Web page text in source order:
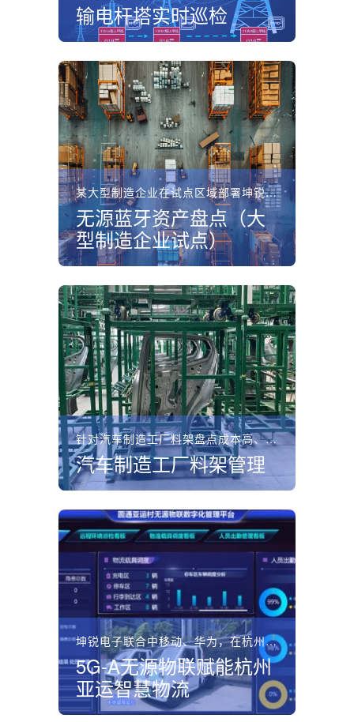
输电杆塔实时巡检
某大型制造企业在试点区域部署坤锐无源蓝牙资产盘点系统，无...
无源蓝牙资产盘点（大
型制造企业试点）
针对汽车制造工厂料架盘点成本高、位置不明的痛点，坤锐电子...
汽车制造工厂料架管理
坤锐电子联合中移动、华为，在杭州亚运会全球首发基于5G‑...
5G‑A无源物联赋能杭州
亚运智慧物流